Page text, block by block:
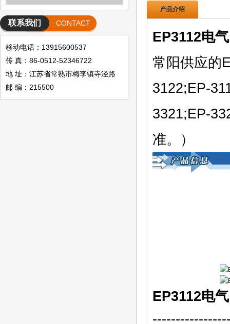
联系我们 CONTACT
移动电话：13915600537
传 真：86-0512-52346722
地 址：江苏省常熟市梅李镇寺泾路
邮 编：215500
产品介绍
EP3112电
常阳供应的
3122;EP-
3321;EP-
准。）
EP3112电